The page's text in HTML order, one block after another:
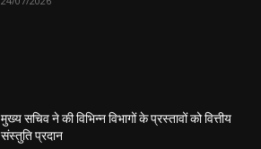
मुख्य सचिव ने की विभिन्न विभागों के प्रस्तावों को वित्तीय
संस्तुति प्रदान